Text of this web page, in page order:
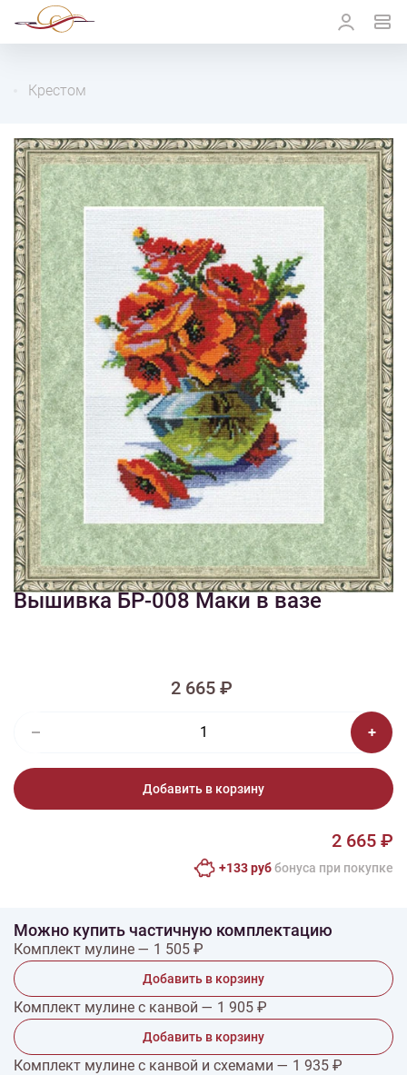
Крестом
1/2
Изображения и цвет представленного товара могут незначительно
отличаться от оригинала продукции, взависимости от разрешения и
настроек вашего монитора, а также условий освещения при съемке
Вышивка БР-008 Маки в вазе
2 665 ₽
Добавить в корзину
2 665 ₽
+133 руббонусa при покупке
Можно купить частичную комплектацию
Комплект мулине — 1 505 ₽
Добавить в корзину
Комплект мулине с канвой — 1 905 ₽
Добавить в корзину
Комплект мулине с канвой и схемами — 1 935 ₽